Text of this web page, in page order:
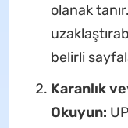
olanak
belirli
Karanlık
Okuyun: